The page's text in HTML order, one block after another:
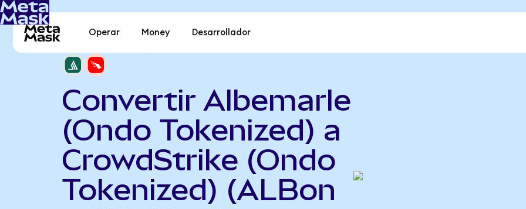
Operar Money Desarrollador
Convertir Albemarle
(Ondo Tokenized) a
CrowdStrike (Ondo
Tokenized) (ALBon